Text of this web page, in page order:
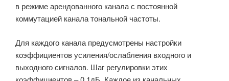
в режиме арендованного канала с постоянной
коммутацией канала тональной частоты.
Для каждого канала предусмотрены настройки
коэффициентов усиления/ослабления входного и
выходного сигналов. Шаг регулировки этих